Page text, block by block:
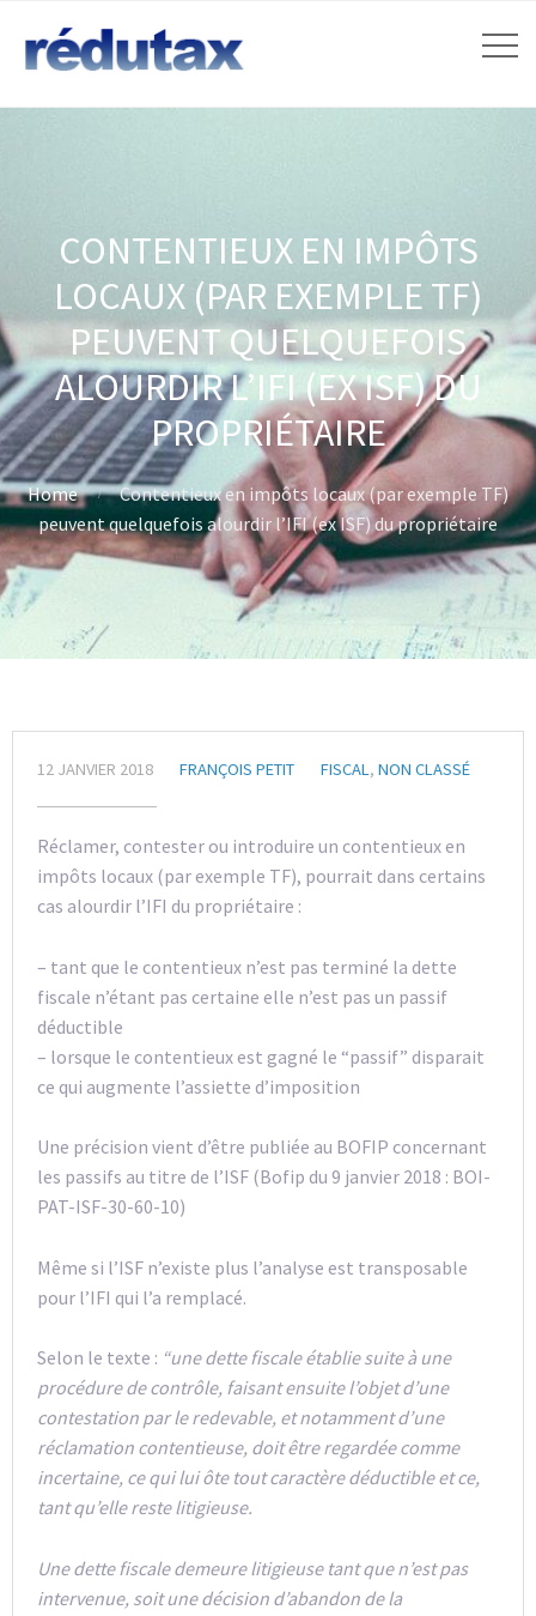
CONTENTIEUX EN IMPÔTS
LOCAUX (PAR EXEMPLE TF)
PEUVENT QUELQUEFOIS
ALOURDIR L’IFI (EX ISF) DU
PROPRIÉTAIRE
Home
Contentieux en impôts locaux (par exemple TF)
peuvent quelquefois alourdir l’IFI (ex ISF) du propriétaire
12 JANVIER 2018 FRANÇOIS PETIT FISCAL, NON CLASSÉ
Réclamer, contester ou introduire un contentieux en
impôts locaux (par exemple TF), pourrait dans certains
cas alourdir l’IFI du propriétaire :
– tant que le contentieux n’est pas terminé la dette
fiscale n’étant pas certaine elle n’est pas un passif
déductible
– lorsque le contentieux est gagné le “passif” disparait
ce qui augmente l’assiette d’imposition
Une précision vient d’être publiée au BOFIP concernant
les passifs au titre de l’ISF (Bofip du 9 janvier 2018 : BOI-
PAT-ISF-30-60-10)
Même si l’ISF n’existe plus l’analyse est transposable
pour l’IFI qui l’a remplacé.
Selon le texte : “une dette fiscale établie suite à une
procédure de contrôle, faisant ensuite l’objet d’une
contestation par le redevable, et notamment d’une
réclamation contentieuse, doit être regardée comme
incertaine, ce qui lui ôte tout caractère déductible et ce,
tant qu’elle reste litigieuse.
Une dette fiscale demeure litigieuse tant que n’est pas
intervenue, soit une décision d’abandon de la